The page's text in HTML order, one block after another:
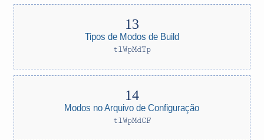
Tipos de Modos de Build
tlWpMdTp
Modos no Arquivo de Configuração
tlWpMdCF